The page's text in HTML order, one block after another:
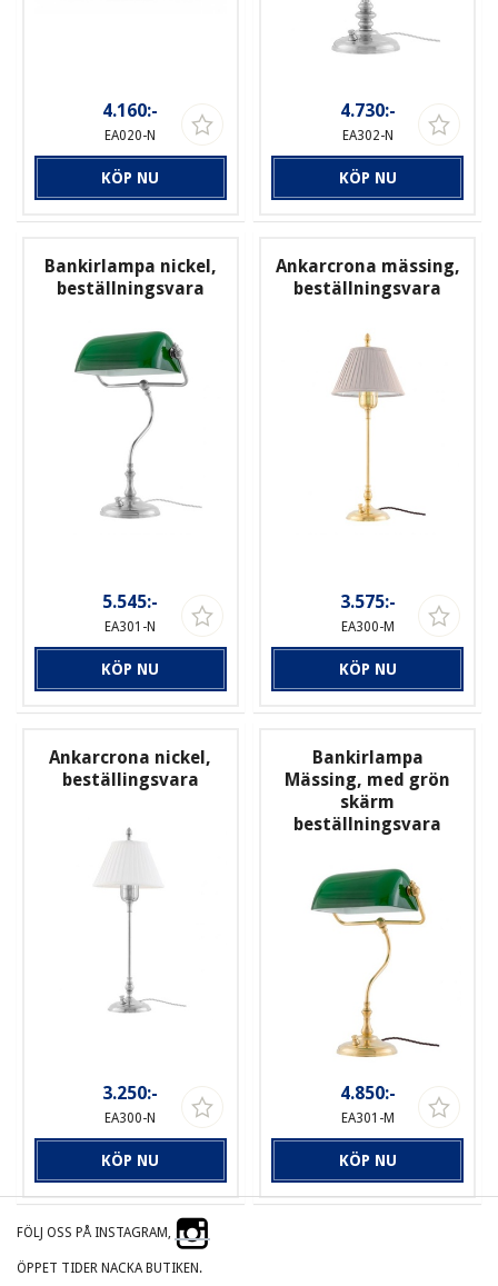
4.160:-
EA020-N
KÖP NU
4.730:-
EA302-N
KÖP NU
Bankirlampa nickel,
beställningsvara
5.545:-
EA301-N
KÖP NU
Ankarcrona mässing,
beställningsvara
3.575:-
EA300-M
KÖP NU
Ankarcrona nickel,
beställingsvara
3.250:-
EA300-N
KÖP NU
Bankirlampa
Mässing, med grön
skärm
beställningsvara
4.850:-
EA301-M
KÖP NU
FÖLJ OSS PÅ INSTAGRAM,
ÖPPET TIDER NACKA BUTIKEN.